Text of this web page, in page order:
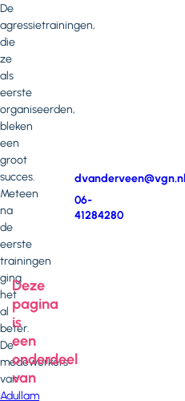
De
agressietrainingen,
die
ze
als
eerste
organiseerden,
bleken
een
groot
succes.
Meteen
na
de
eerste
trainingen
ging
het
al
beter.
De
medewerkers
van
Adullam
Neem
van
E-
mail
dvanderveen@vgn.nl
Telefoonnummer
06-
41284280
Deze
pagina
is
een
onderdeel
van